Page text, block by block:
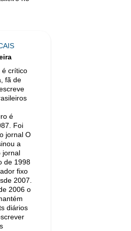
é crítico
fã de
é
Foi
jornal O
a
de 1998
fixo
2007.
2006 o
diários